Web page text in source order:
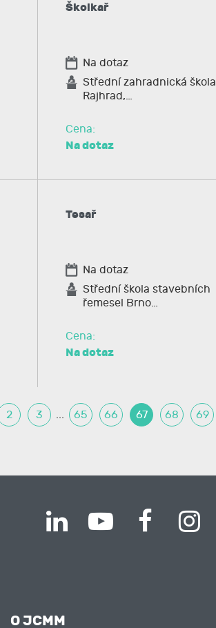
Školkař
Na dotaz
Střední zahradnická škola
Rajhrad,…
Cena:
Na dotaz
Tesař
Na dotaz
Střední škola stavebních
řemesel Brno…
Cena:
Na dotaz
2 3 ... 65 66 67 68 69
O JCMM